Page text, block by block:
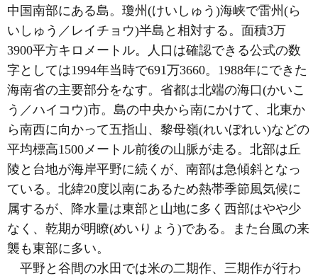
中国南部にある島。瓊州(けいしゅう)海峡で雷州(ら
いしゅう／レイチョウ)半島と相対する。面積3万
3900平方キロメートル。人口は確認できる公式の数
字としては1994年当時で691万3660。1988年にできた
海南省の主要部分をなす。省都は北端の海口(かいこ
う／ハイコウ)市。島の中央から南にかけて、北東か
ら南西に向かって五指山、黎母嶺(れいぼれい)などの
平均標高1500メートル前後の山脈が走る。北部は丘
陵と台地が海岸平野に続くが、南部は急傾斜となっ
ている。北緯20度以南にあるため熱帯季節風気候に
属するが、降水量は東部と山地に多く西部はやや少
なく、乾期が明瞭(めいりょう)である。また台風の来
襲も東部に多い。
平野と谷間の水田では米の二期作、三期作が行わ